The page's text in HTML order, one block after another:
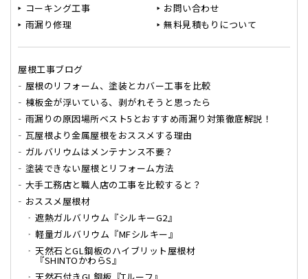
コーキング工事
雨漏り修理
お問い合わせ
無料見積もりについて
屋根工事ブログ
屋根のリフォーム、塗装とカバー工事を比較
棟板金が浮いている、剥がれそうと思ったら
雨漏りの原因場所ベスト5とおすすめ雨漏り対策徹底解説！
瓦屋根より金属屋根をおススメする理由
ガルバリウムはメンテナンス不要？
塗装できない屋根とリフォーム方法
大手工務店と職人店の工事を比較すると？
おススメ屋根材
遮熱ガルバリウム『シルキーG2』
軽量ガルバリウム『MFシルキー』
天然石とGL鋼板のハイブリット屋根材
『SHINTOかわらS』